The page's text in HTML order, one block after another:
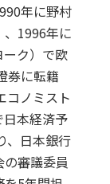
年に野村
1996年に
ク）で欧
券に転籍
コノミスト
日本経済予
、日本銀行
審議委員